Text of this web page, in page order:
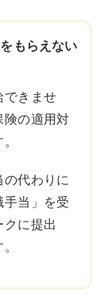
もらえない
できませ
険の適用対
代わりに
手当」を受
に提出